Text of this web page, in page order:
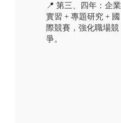
📍 第三、四年：企業
實習 + 專題研究 + 國
際競賽，強化職場競
爭。